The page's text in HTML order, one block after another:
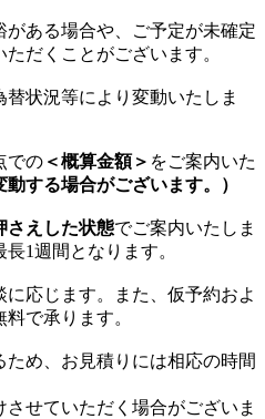
ある場合や、ご予定が未確定
だくことがございます。
状況等により変動いたしま
での ＜概算金額＞ をご案内いた
動する場合がございます。）
さえした状態でご案内いたしま
1週間となります。
応じます。また、仮予約およ
で承ります。
め、お見積りには相応の時間
せていただく場合がございま